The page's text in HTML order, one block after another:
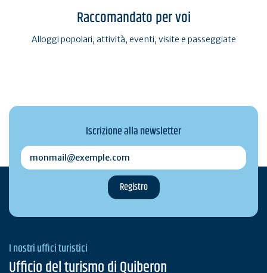
Raccomandato per voi
Alloggi popolari, attività, eventi, visite e passeggiate
Iscrizione alla newsletter
monmail@exemple.com
I nostri uffici turistici
Ufficio del turismo di Quiberon